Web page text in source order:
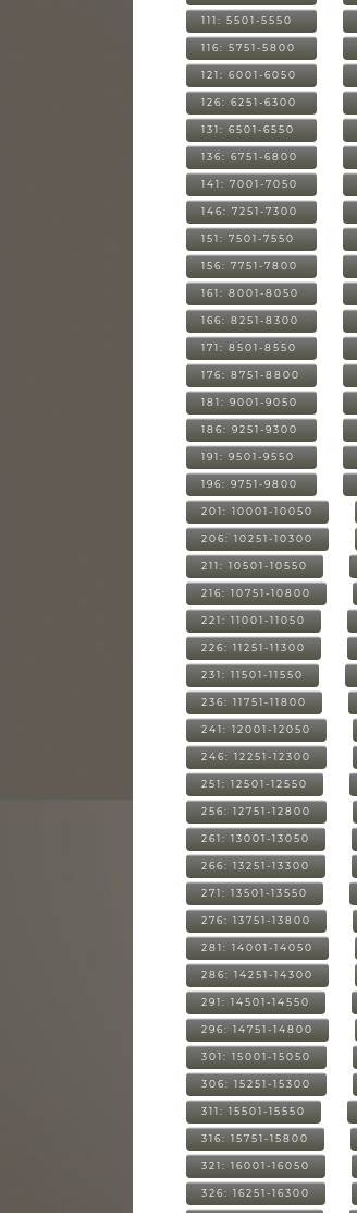
111: 5501-5550
116: 5751-5800
121: 6001-6050
126: 6251-6300
131: 6501-6550
136: 6751-6800
141: 7001-7050
146: 7251-7300
151: 7501-7550
156: 7751-7800
161: 8001-8050
166: 8251-8300
171: 8501-8550
176: 8751-8800
181: 9001-9050
186: 9251-9300
191: 9501-9550
196: 9751-9800
201: 10001-10050
206: 10251-10300
211: 10501-10550
216: 10751-10800
221: 11001-11050
226: 11251-11300
231: 11501-11550
236: 11751-11800
241: 12001-12050
246: 12251-12300
251: 12501-12550
256: 12751-12800
261: 13001-13050
266: 13251-13300
271: 13501-13550
276: 13751-13800
281: 14001-14050
286: 14251-14300
291: 14501-14550
296: 14751-14800
301: 15001-15050
306: 15251-15300
311: 15501-15550
316: 15751-15800
321: 16001-16050
326: 16251-16300